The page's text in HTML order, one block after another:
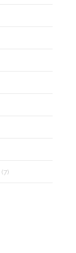
(7)